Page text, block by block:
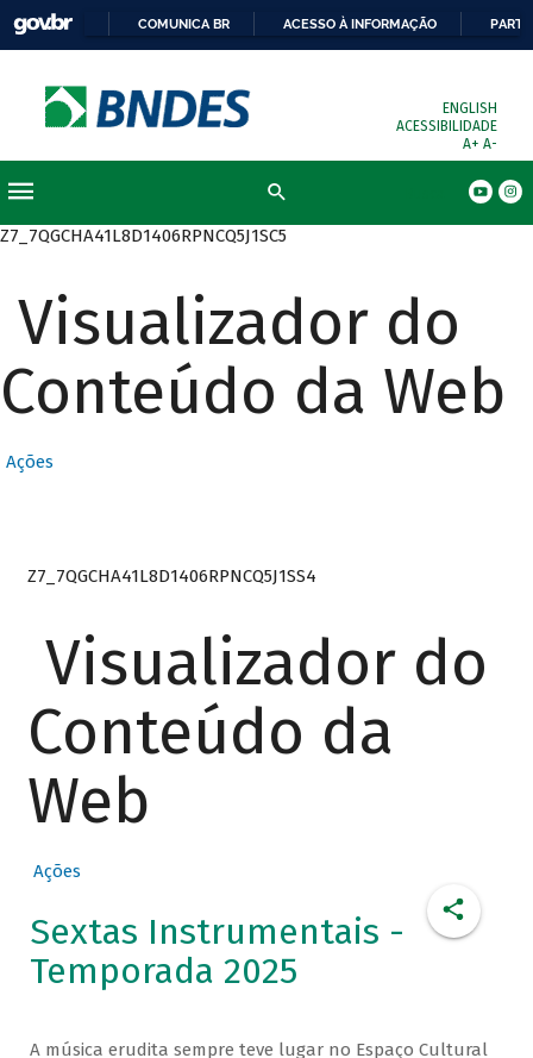
COMUNICA BR ACESSO À INFORMAÇÃO
ENGLISH
ACESSIBILIDADE
A+ A-
Z7_7QGCHA41L8D1406RPNCQ5J1SC5
Visualizador do
Conteúdo da Web
Ações
Z7_7QGCHA41L8D1406RPNCQ5J1SS4
Visualizador do
Conteúdo da
Web
Ações
Sextas Instrumentais -
Temporada 2025
A música erudita sempre teve lugar no Espaço Cultural